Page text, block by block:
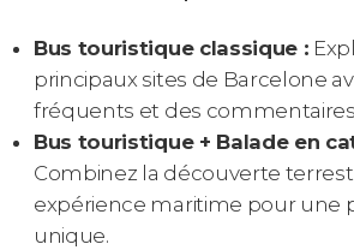
Bus touristique classique :
principaux sites de Barcelone
fréquents et des
Bus touristique + Balade en
Combinez la découverte
expérience maritime pour une
unique.